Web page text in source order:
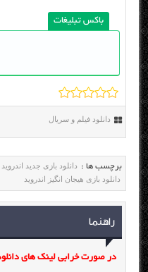
باکس تبلیغات
دانلود فیلم و سریال
برچسب ها : دانلود بازی جدید اندروید
دانلود بازی هیجان انگیز اندروید
راهنما
در صورت خرابی لینک های